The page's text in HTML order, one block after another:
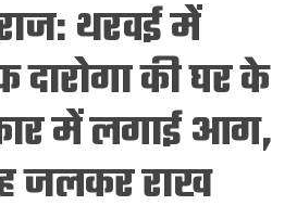
थरवई में
की घर के
में लगाई आग,
जलकर राख